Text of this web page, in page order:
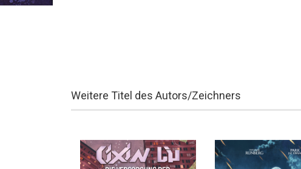
Weitere Titel des Autors/Zeichners